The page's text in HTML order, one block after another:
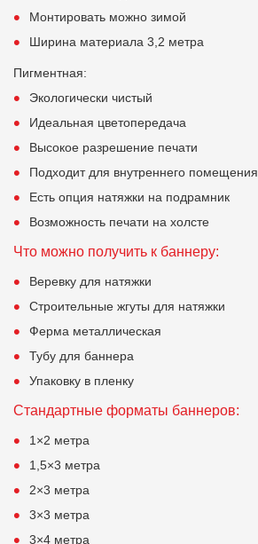
Монтировать можно зимой
Ширина материала 3,2 метра
Пигментная:
Экологически чистый
Идеальная цветопередача
Высокое разрешение печати
Подходит для внутреннего помещения
Есть опция натяжки на подрамник
Возможность печати на холсте
Что можно получить к баннеру:
Веревку для натяжки
Строительные жгуты для натяжки
Ферма металлическая
Тубу для баннера
Упаковку в пленку
Стандартные форматы баннеров:
1×2 метра
1,5×3 метра
2×3 метра
3×3 метра
3×4 метра